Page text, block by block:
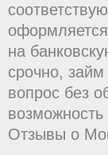
оформляется
на
срочно,
вопрос без
возможность
Отзывы о